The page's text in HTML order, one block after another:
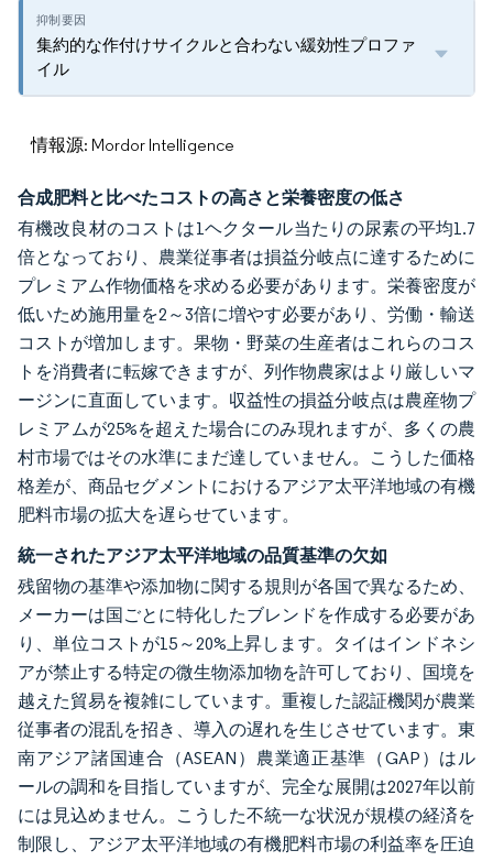
集約的な作付けサイクルと合わない緩効性プロファ
イル
情報源: Mordor Intelligence
合成肥料と比べたコストの高さと栄養密度の低さ
有機改良材のコストは1ヘクタール当たりの尿素の平均1.7
倍となっており、農業従事者は損益分岐点に達するために
プレミアム作物価格を求める必要があります。栄養密度が
低いため施用量を2～3倍に増やす必要があり、労働・輸送
コストが増加します。果物・野菜の生産者はこれらのコス
トを消費者に転嫁できますが、列作物農家はより厳しいマ
ージンに直面しています。収益性の損益分岐点は農産物プ
レミアムが25%を超えた場合にのみ現れますが、多くの農
村市場ではその水準にまだ達していません。こうした価格
格差が、商品セグメントにおけるアジア太平洋地域の有機
肥料市場の拡大を遅らせています。
統一されたアジア太平洋地域の品質基準の欠如
残留物の基準や添加物に関する規則が各国で異なるため、
メーカーは国ごとに特化したブレンドを作成する必要があ
り、単位コストが15～20%上昇します。タイはインドネシ
アが禁止する特定の微生物添加物を許可しており、国境を
越えた貿易を複雑にしています。重複した認証機関が農業
従事者の混乱を招き、導入の遅れを生じさせています。東
南アジア諸国連合（ASEAN）農業適正基準（GAP）はル
ールの調和を目指していますが、完全な展開は2027年以前
には見込めません。こうした不統一な状況が規模の経済を
制限し、アジア太平洋地域の有機肥料市場の利益率を圧迫